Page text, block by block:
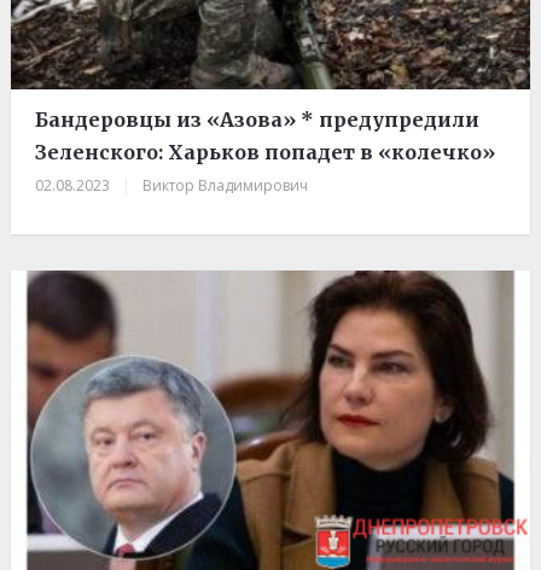
Бандеровцы из «Азова» * предупредили
Зеленского: Харьков попадет в «колечко»
02.08.2023 Виктор Владимирович